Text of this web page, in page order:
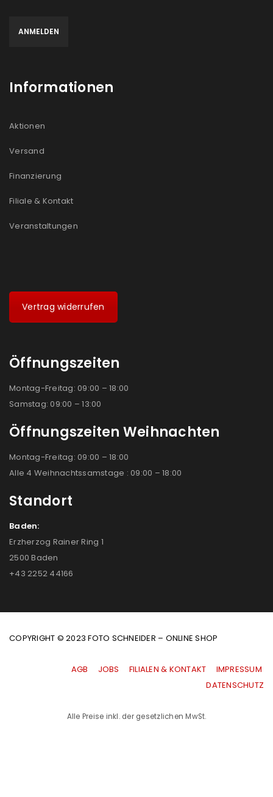
Informationen
Aktionen
Versand
Finanzierung
Filiale & Kontakt
Veranstaltungen
Vertrag widerrufen
Öffnungszeiten
Montag-Freitag: 09:00 – 18:00
Samstag: 09:00 – 13:00
Öffnungszeiten Weihnachten
Montag-Freitag: 09:00 – 18:00
Alle 4 Weihnachtssamstage : 09:00 – 18:00
Standort
Baden:
Erzherzog Rainer Ring 1
2500 Baden
+43 2252 44166
COPYRIGHT © 2023 FOTO SCHNEIDER – ONLINE SHOP
AGB JOBS FILIALEN & KONTAKT
IMPRESSUM
|DATENSCHUTZ
Alle Preise inkl. der gesetzlichen MwSt.